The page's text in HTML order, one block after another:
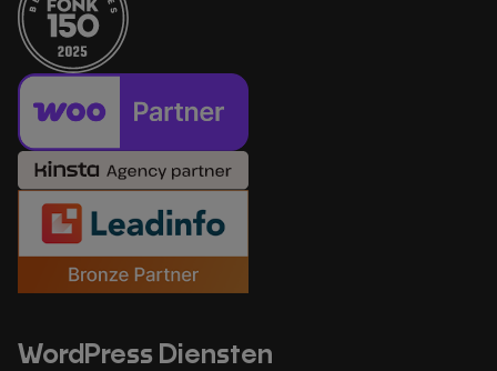
WordPress Diensten